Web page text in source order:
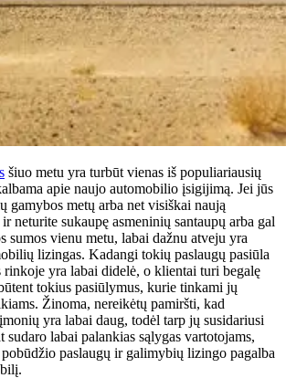
šiuo metu yra turbūt vienas iš populiariausių
apie naujo automobilio įsigijimą. Jei jūs
gamybos metų arba net visiškai naują
neturite sukaupę asmeninių santaupų arba gal
sumos vienu metu, labai dažnu atveju yra
lizingas. Kadangi tokių paslaugų pasiūla
rinkoje yra labai didelė, o klientai turi begalę
tokius pasiūlymus, kurie tinkami jų
Žinoma, nereikėtų pamiršti, kad
yra labai daug, todėl tarp jų susidariusi
sudaro labai palankias sąlygas vartotojams,
paslaugų ir galimybių lizingo pagalba